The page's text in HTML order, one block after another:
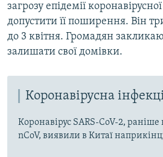
загрозу епідемії
допустити її поширення. Він
до 3 квітня. Громадян
залишати свої домівки.
Коронавірусна
Коронавірус SARS-CoV-2,
nCoV, виявили в Китаї